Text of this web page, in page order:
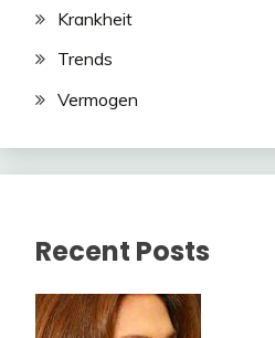
Krankheit
Trends
Vermogen
Recent Posts